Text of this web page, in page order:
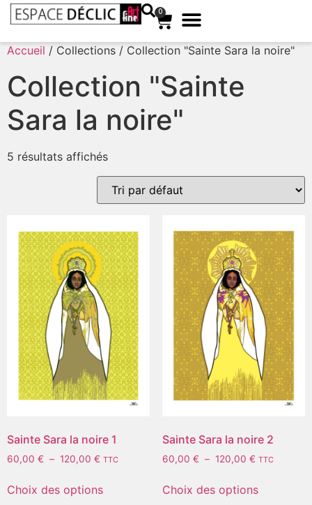
0
Accueil / Collections / Collection "Sainte Sara la noire"
Collection "Sainte
Sara la noire"
5 résultats affichés
Sainte Sara la noire 1
60,00 € – 120,00 € TTC
Choix des options
Sainte Sara la noire 2
60,00 € – 120,00 € TTC
Choix des options